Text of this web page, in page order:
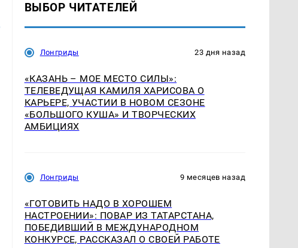
ВЫБОР ЧИТАТЕЛЕЙ
Лонгриды 23 дня назад
«КАЗАНЬ – МОЕ МЕСТО СИЛЫ»:
ТЕЛЕВЕДУЩАЯ КАМИЛЯ ХАРИСОВА О
КАРЬЕРЕ, УЧАСТИИ В НОВОМ СЕЗОНЕ
«БОЛЬШОГО КУША» И ТВОРЧЕСКИХ
АМБИЦИЯХ
Лонгриды 9 месяцев назад
«ГОТОВИТЬ НАДО В ХОРОШЕМ
НАСТРОЕНИИ»: ПОВАР ИЗ ТАТАРСТАНА,
ПОБЕДИВШИЙ В МЕЖДУНАРОДНОМ
КОНКУРСЕ, РАССКАЗАЛ О СВОЕЙ РАБОТЕ